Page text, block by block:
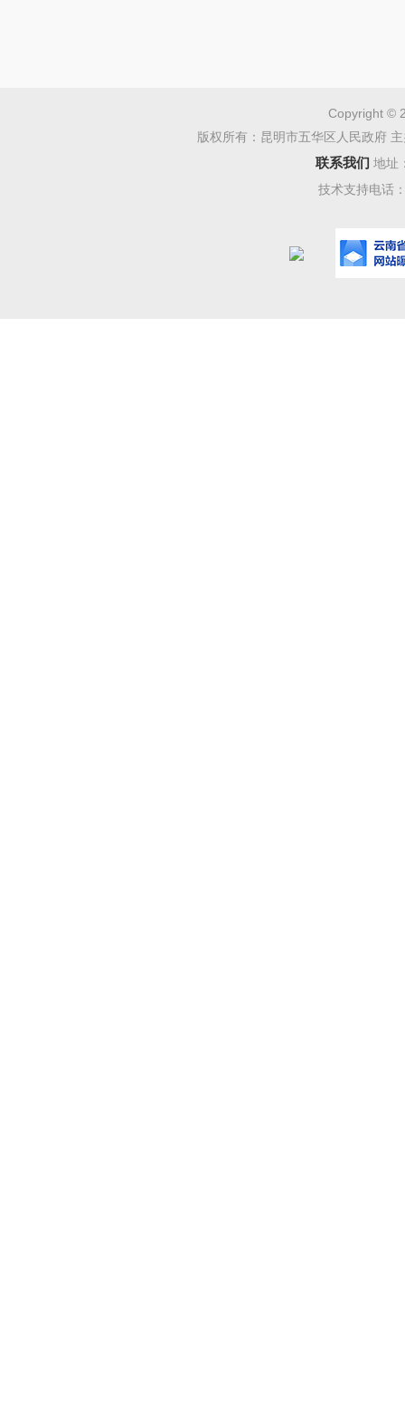
Copyright ©
版权所有：昆明市五华区人民政府
联系我们 地址
技术支持电话